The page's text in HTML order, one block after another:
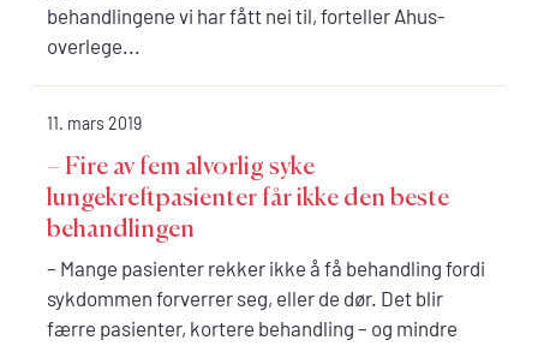
behandlingene vi har fått nei til, forteller Ahus-
overlege...
11. mars 2019
– Fire av fem alvorlig syke
lungekreftpasienter får ikke den beste
behandlingen
– Mange pasienter rekker ikke å få behandling fordi
sykdommen forverrer seg, eller de dør. Det blir
færre pasienter, kortere behandling – og mindre